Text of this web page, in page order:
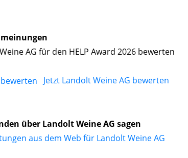
AG für den HELP Award 2026 bewerten
Jetzt Landolt Weine AG bewerten
über Landolt Weine AG sagen
aus dem Web für Landolt Weine AG